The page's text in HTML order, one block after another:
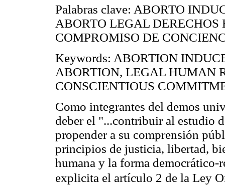
Palabras clave: ABORTO
ABORTO LEGAL
COMPROMISO DE
Keywords: ABORTION
ABORTION, LEGAL HUMAN
CONSCIENTIOUS
Como integrantes del demos
deber el "...contribuir al estudio
propender a su comprensión
principios de justicia, libertad,
humana y la forma
explicita el artículo 2 de la Ley